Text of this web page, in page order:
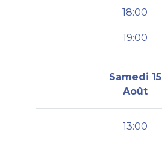
18:00
19:00
Samedi 15
Août
13:00